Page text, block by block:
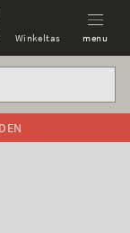
Winkeltas menu